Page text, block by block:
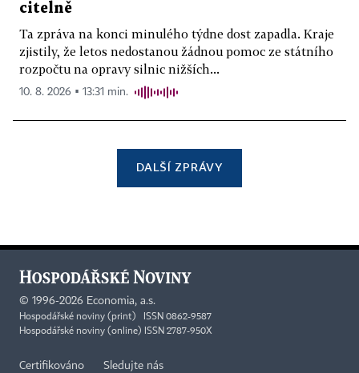
citelně
Ta zpráva na konci minulého týdne dost zapadla. Kraje
zjistily, že letos nedostanou žádnou pomoc ze státního
rozpočtu na opravy silnic nižších...
10. 8. 2026 ▪ 13:31 min.
DALŠÍ ZPRÁVY
© 1996-2026 Economia, a.s.
Hospodářské noviny (print) ISSN 0862-9587
Hospodářské noviny (online) ISSN 2787-950X
Certifikováno Sledujte nás